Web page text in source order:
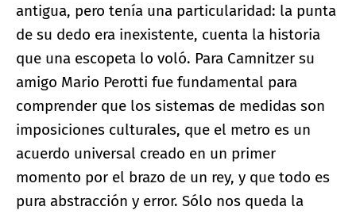
antigua, pero tenía una particularidad: la punta
de su dedo era inexistente, cuenta la historia
que una escopeta lo voló. Para Camnitzer su
amigo Mario Perotti fue fundamental para
comprender que los sistemas de medidas son
imposiciones culturales, que el metro es un
acuerdo universal creado en un primer
momento por el brazo de un rey, y que todo es
pura abstracción y error. Sólo nos queda la